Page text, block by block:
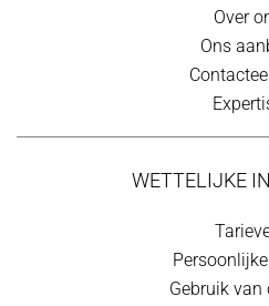
Over
Ons
WETTELIJKE
Gebruik van